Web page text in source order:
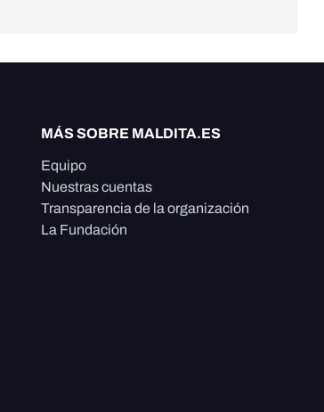
MÁS SOBRE MALDITA.ES
Equipo
Nuestras cuentas
Transparencia de la organización
La Fundación